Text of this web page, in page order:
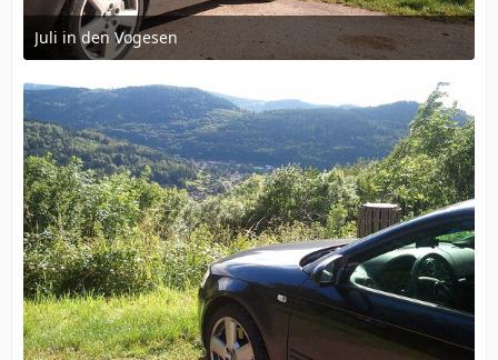
Juli in den Vogesen
23. Juli 2011 um 08:59